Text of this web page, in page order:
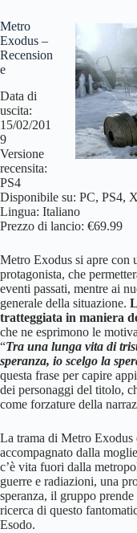
Metro
Exodus –
Recension
e
Data di
uscita:
15/02/201
9
Versione
recensita:
PS4
Disponibile su: PC, PS4,
Lingua: Italiano
Prezzo di lancio: €69.99
Metro Exodus si apre
protagonista, che
eventi passati, mentre ai
generale della situazione.
tratteggiata in maniera
che ne esprimono le
“Tra una lunga vita di
speranza, io scelgo la
questa frase per capire
dei personaggi del titolo,
come forzature della
La trama di Metro
accompagnato dalla
c’è vita fuori dalla
guerre e radiazioni, una
speranza, il gruppo
ricerca di questo
Esodo.